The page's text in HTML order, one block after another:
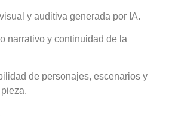
y auditiva generada por IA.
narrativo y continuidad de la
de personajes, escenarios y